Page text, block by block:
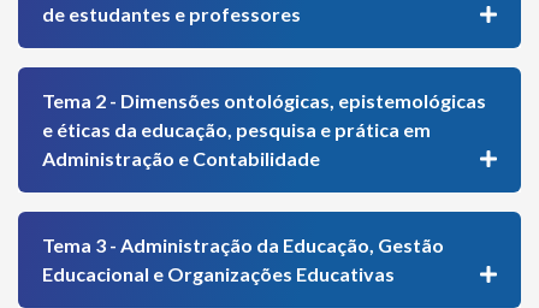
de estudantes e professores
Tema 2 - Dimensões ontológicas, epistemológicas
e éticas da educação, pesquisa e prática em
Administração e Contabilidade
Tema 3 - Administração da Educação, Gestão
Educacional e Organizações Educativas